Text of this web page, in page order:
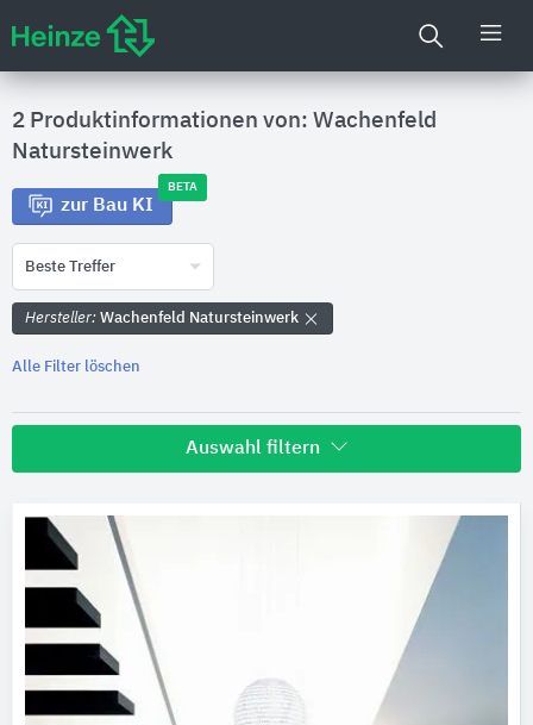
2 Produktinformationen von: Wachenfeld
Natursteinwerk
zur Bau KI
BETA
Beste Treffer
Hersteller: Wachenfeld Natursteinwerk
Alle Filter löschen
Auswahl filtern
Wachenfeld Natursteinwerk
Marken
Bitte auswählen
Produktkategorie
Treppen